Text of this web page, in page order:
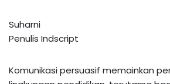
Suharni
Penulis Indscript
Komunikasi persuasif memainkan